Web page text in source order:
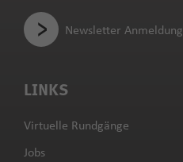
LINKS
Virtuelle Rundgänge
Jobs
Newsletter Anmeldung